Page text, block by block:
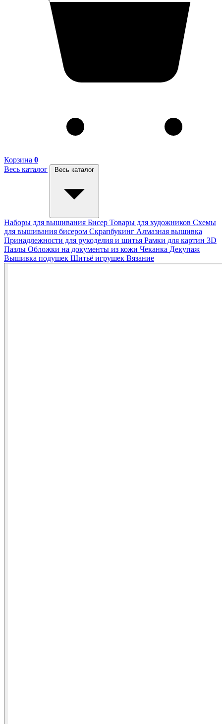
Корзина 0
Весь каталог
Весь каталог
Наборы для вышивания Бисер Товары для художников Схемы
для вышивания бисером Скрапбукинг Алмазная вышивка
Принадлежности для рукоделия и шитья Рамки для картин 3D
Пазлы Обложки на документы из кожи Чеканка Декупаж
Вышивка подушек Шитьё игрушек Вязание